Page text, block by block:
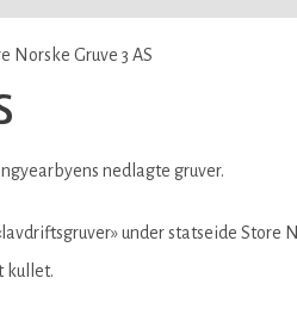
Norske Gruve 3 AS
nedlagte gruver.
under statseide
kullet.